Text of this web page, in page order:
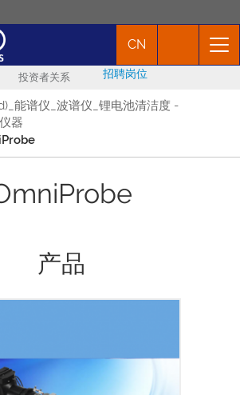
新闻
CN
投资者关系 招聘岗位
能谱仪_波谱仪_锂电池清洁度 -
器
产品
安装在FIB和SEM端口上的纳米操